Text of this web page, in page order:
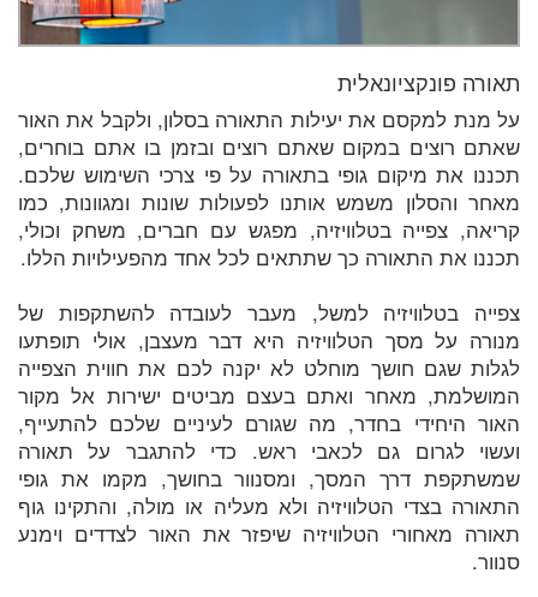
תאורה פונקציונאלית
על מנת למקסם את יעילות התאורה בסלון, ולקבל את האור
שאתם רוצים במקום שאתם רוצים ובזמן בו אתם בוחרים,
תכננו את מיקום גופי בתאורה על פי צרכי השימוש שלכם.
מאחר והסלון משמש אותנו לפעולות שונות ומגוונות, כמו
קריאה, צפייה בטלוויזיה, מפגש עם חברים, משחק וכולי,
תכננו את התאורה כך שתתאים לכל אחד מהפעילויות הללו.
צפייה בטלוויזיה למשל, מעבר לעובדה להשתקפות של
מנורה על מסך הטלוויזיה היא דבר מעצבן, אולי תופתעו
לגלות שגם חושך מוחלט לא יקנה לכם את חווית הצפייה
המושלמת, מאחר ואתם בעצם מביטים ישירות אל מקור
האור היחידי בחדר, מה שגורם לעיניים שלכם להתעייף,
ועשוי לגרום גם לכאבי ראש. כדי להתגבר על תאורה
שמשתקפת דרך המסך, ומסנוור בחושך, מקמו את גופי
התאורה בצדי הטלוויזיה ולא מעליה או מולה, והתקינו גוף
תאורה מאחורי הטלוויזיה שיפזר את האור לצדדים וימנע
סנוור.